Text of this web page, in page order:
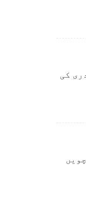
کی